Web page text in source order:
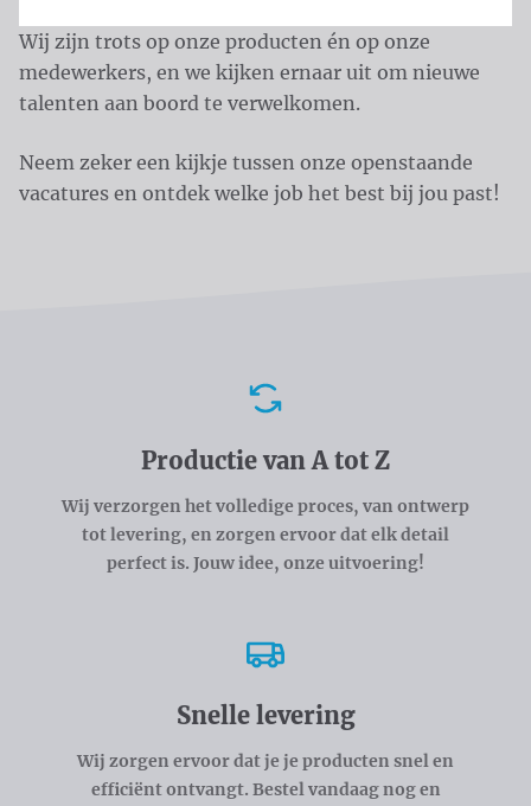
Wij zijn trots op onze producten én op onze
medewerkers, en we kijken ernaar uit om nieuwe
talenten aan boord te verwelkomen.
Neem zeker een kijkje tussen onze openstaande
vacatures en ontdek welke job het best bij jou past!
Productie van A tot Z
Wij verzorgen het volledige proces, van ontwerp
tot levering, en zorgen ervoor dat elk detail
perfect is. Jouw idee, onze uitvoering!
Snelle levering
Wij zorgen ervoor dat je je producten snel en
efficiënt ontvangt. Bestel vandaag nog en